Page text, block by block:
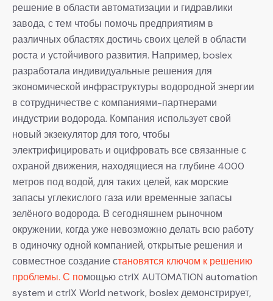
решение в области автоматизации и гидравлики
завода, с тем чтобы помочь предприятиям в
различных областях достичь своих целей в области
роста и устойчивого развития. Например, boslex
разработала индивидуальные решения для
экономической инфраструктуры водородной энергии
в сотрудничестве с компаниями-партнерами
индустрии водорода. Компания использует свой
новый экзекулятор для того, чтобы
электрифицировать и оцифровать все связанные с
охраной движения, находящиеся на глубине 4000
метров под водой, для таких целей, как морские
запасы углекислого газа или временные запасы
зелёного водорода. В сегодняшнем рыночном
окружении, когда уже невозможно делать всю работу
в одиночку одной компанией, открытые решения и
совместное создание становятся ключом к решению
проблемы. С помощью ctrlX AUTOMATION automation
system и ctrlX World network, boslex демонстрирует,